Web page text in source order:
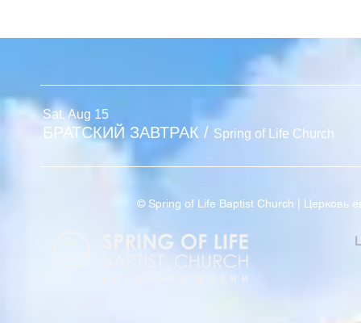
МОЛОДЁЖНЫЙ ЛАГЕРЬ
Sat, Aug 15
БРАТСКИЙ ЗАВТРАК / Spring of Life Church
© Spring of Life Baptist Church | Церковь